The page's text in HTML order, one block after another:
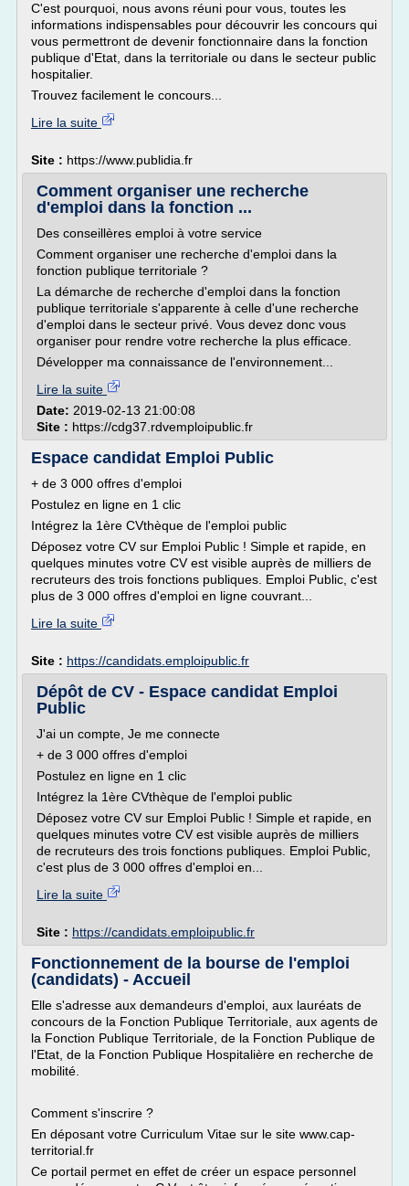
C'est pourquoi, nous avons réuni pour vous, toutes les
informations indispensables pour découvrir les concours qui
vous permettront de devenir fonctionnaire dans la fonction
publique d'Etat, dans la territoriale ou dans le secteur public
hospitalier.
Trouvez facilement le concours...
Lire la suite
Site : https://www.publidia.fr
Comment organiser une recherche
d'emploi dans la fonction ...
Des conseillères emploi à votre service
Comment organiser une recherche d'emploi dans la
fonction publique territoriale ?
La démarche de recherche d'emploi dans la fonction
publique territoriale s'apparente à celle d'une recherche
d'emploi dans le secteur privé. Vous devez donc vous
organiser pour rendre votre recherche la plus efficace.
Développer ma connaissance de l'environnement...
Lire la suite
Date: 2019-02-13 21:00:08
Site : https://cdg37.rdvemploipublic.fr
Espace candidat Emploi Public
+ de 3 000 offres d'emploi
Postulez en ligne en 1 clic
Intégrez la 1ère CVthèque de l'emploi public
Déposez votre CV sur Emploi Public ! Simple et rapide, en
quelques minutes votre CV est visible auprès de milliers de
recruteurs des trois fonctions publiques. Emploi Public, c'est
plus de 3 000 offres d'emploi en ligne couvrant...
Lire la suite
Site : https://candidats.emploipublic.fr
Dépôt de CV - Espace candidat Emploi
Public
J'ai un compte, Je me connecte
+ de 3 000 offres d'emploi
Postulez en ligne en 1 clic
Intégrez la 1ère CVthèque de l'emploi public
Déposez votre CV sur Emploi Public ! Simple et rapide, en
quelques minutes votre CV est visible auprès de milliers
de recruteurs des trois fonctions publiques. Emploi Public,
c'est plus de 3 000 offres d'emploi en...
Lire la suite
Site : https://candidats.emploipublic.fr
Fonctionnement de la bourse de l'emploi
(candidats) - Accueil
Elle s'adresse aux demandeurs d'emploi, aux lauréats de
concours de la Fonction Publique Territoriale, aux agents de
la Fonction Publique Territoriale, de la Fonction Publique de
l'Etat, de la Fonction Publique Hospitalière en recherche de
mobilité.
Comment s'inscrire ?
En déposant votre Curriculum Vitae sur le site www.cap-
territorial.fr
Ce portail permet en effet de créer un espace personnel